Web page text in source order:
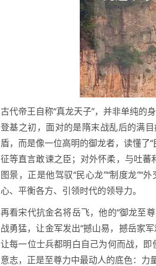
古代帝王自称“真龙天子”，并非单纯的
登基之初，面对的是隋末战乱后的满
盾，而是像一位高明的御龙者，读懂了
征等直言敢谏之臣；对外怀柔，与吐
图景，正是他驾驭“民心龙”“制度龙”“
心、平衡各方、引领时代的领导力。
再看宋代抗金名将岳飞，他的“御龙至
战勇猛，让金军发出“撼山易，撼岳家
让每一位士兵都明白自己为何而战，
意志，正是至尊力中最动人的底色：力